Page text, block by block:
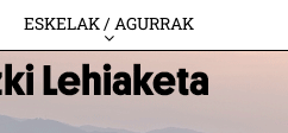
ESKELAK / AGURRAK